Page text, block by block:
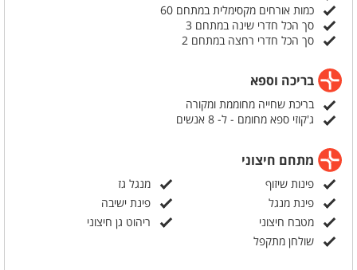
כמות אורחים מקסימלית במתחם 60
סך הכל חדרי שינה במתחם 3
סך הכל חדרי רחצה במתחם 2
בריכה וספא
בריכת שחייה מחוממת ומקורה
ג'קוזי ספא מחומם - ל- 8 אנשים
מתחם חיצוני
פינות שיזוף
מנגל גז
פינת מנגל
פינת ישיבה
מטבח חיצוני
ריהוט גן חיצוני
שולחן מתקפל